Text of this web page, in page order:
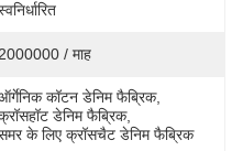
2000000 / माह
कॉटन डेनिम फैब्रिक,
डेनिम फैब्रिक,
के लिए क्रॉसचैट डेनिम फैब्रिक